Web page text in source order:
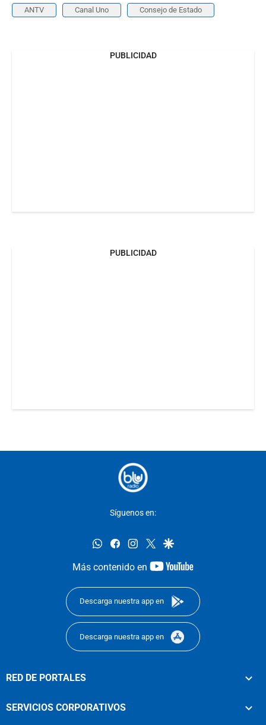
ANTV Canal Uno Consejo de Estado
PUBLICIDAD
PUBLICIDAD
Síguenos en:
whatsappfacebookinstagram
twittergoogle
Más contenido en
youtube-
Descarga nuestra app en
Descarga nuestra app en
RED DE PORTALES
SERVICIOS CORPORATIVOS